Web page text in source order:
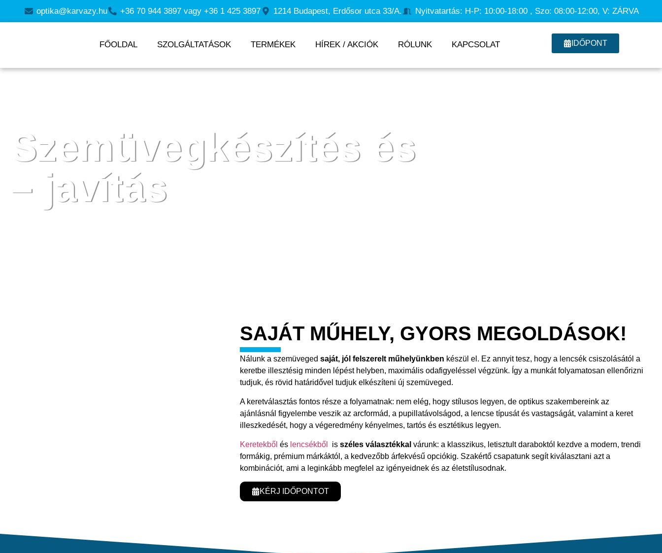
optika@karvazy.hu +36 70 944 3897 vagy +36 1 425 3897 1214 Budapest, Erdősor utca 33/A. Nyitvatartás: H-P: 10:00-18:00 , Szo: 08:00-12:00, V: ZÁRVA
FŐOLDAL SZOLGÁLTATÁSOK TERMÉKEK HÍREK / AKCIÓK RÓLUNK KAPCSOLAT IDŐPONT
Szemüvegkészítés és
– javítás
SAJÁT MŰHELY, GYORS MEGOLDÁSOK!
Nálunk a szemüveged saját, jól felszerelt műhelyünkben készül el. Ez annyit tesz, hogy a lencsék csiszolásától a
keretbe illesztésig minden lépést helyben, maximális odafigyeléssel végzünk. Így a munkát folyamatosan ellenőrizni
tudjuk, és rövid határidővel tudjuk elkészíteni új szemüveged.
A keretválasztás fontos része a folyamatnak: nem elég, hogy stílusos legyen, de optikus szakembereink az
ajánlásnál figyelembe veszik az arcformád, a pupillatávolságod, a lencse típusát és vastagságát, valamint a keret
illeszkedését, hogy a végeredmény kényelmes, tartós és esztétikus legyen.
Keretekből és lencsékből is széles választékkal várunk: a klasszikus, letisztult daraboktól kezdve a modern, trendi
formákig, prémium márkáktól, a kedvezőbb árfekvésű opciókig. Szakértő csapatunk segít kiválasztani azt a
kombinációt, ami a leginkább megfelel az igényeidnek és az életstílusodnak.
KÉRJ IDŐPONTOT